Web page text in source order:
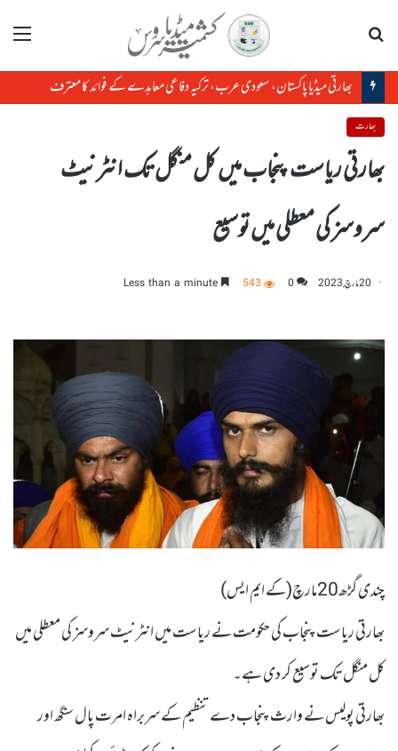
مینو
بھارتی میڈیا پاکستان، سعودی عرب، ترکیہ دفاعی معاہدے کے فوائد کا معترف
بھارت
بھارتی ریاست پنجاب میں کل منگل تک انٹرنیٹ
سروسز کی معطلی میں توسیع
20 مارچ, 2023 0
543
چندی گڑھ20مارچ(کے ایم ایس)
بھارتی ریاست پنجاب کی حکومت نے ریاست میں انٹرنیٹ سروسز کی معطلی میں
کل منگل تک توسیع کر دی ہے۔
بھارتی پولیس نے وارث پنجاب دے تنظیم کے سربراہ امرت پال سنگھ اور